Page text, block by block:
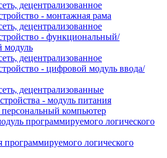
децентрализованное
- монтажная рама
децентрализованное
- функциональный/
модуль
децентрализованное
- цифровой модуль ввода/
децентрализованные
- модуль питания
компьютер
программируемого логического
программируемого логического